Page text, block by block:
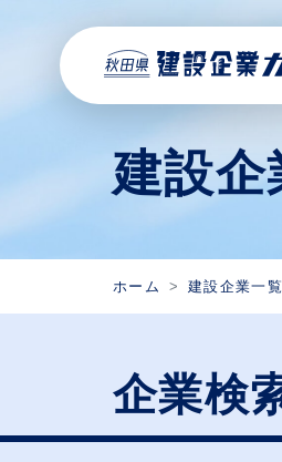
建設企
ホーム 建設企業一覧
企業検